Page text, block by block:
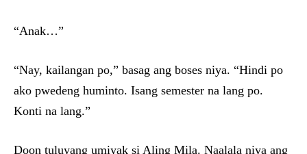
“Anak…”
“Nay, kailangan po,” basag ang boses niya. “Hindi po
ako pwedeng huminto. Isang semester na lang po.
Konti na lang.”
Doon tuluyang umiyak si Aling Mila. Naalala niya ang